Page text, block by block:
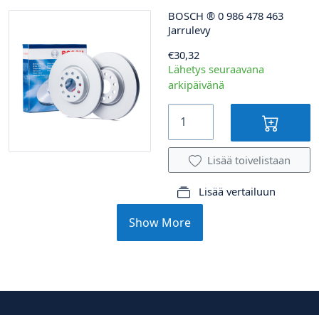
BOSCH ® 0 986 478 463
Jarrulevy
€30,32
Lähetys seuraavana
arkipäivänä
Lisää toivelistaan
Lisää vertailuun
Show More